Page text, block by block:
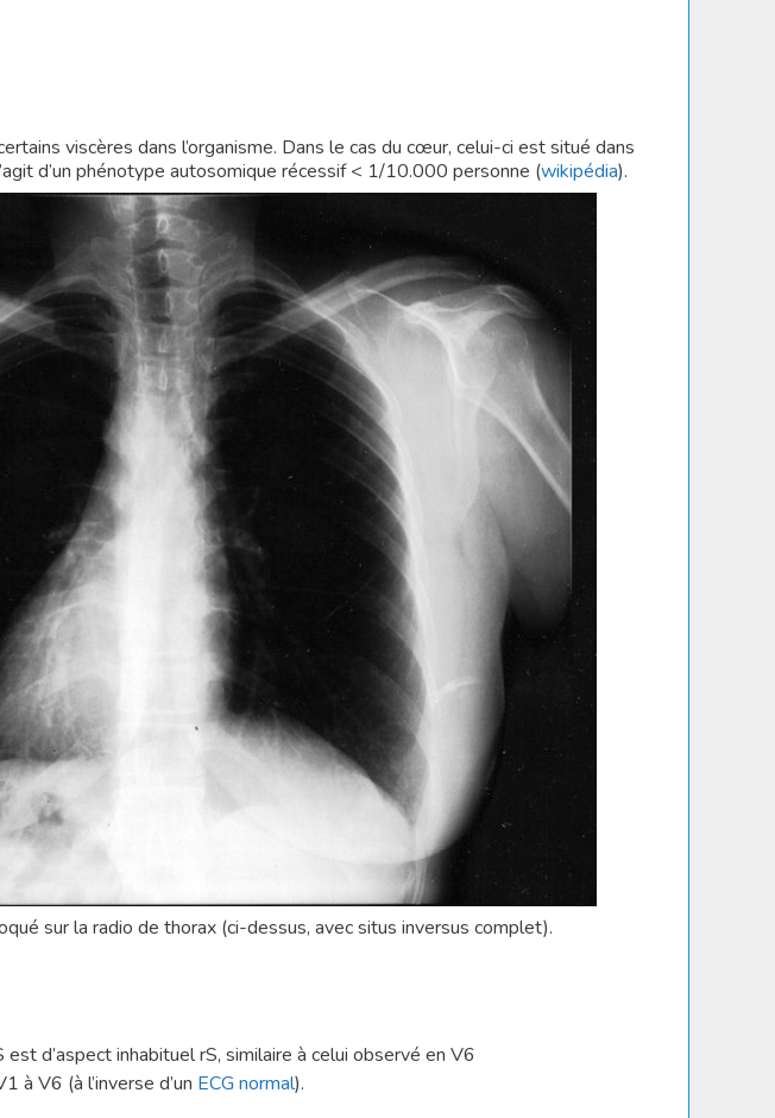
viscères dans l’organisme. Dans le cas du cœur, celui-ci est situé dans
d’un phénotype autosomique récessif < 1/10.000 personne (wikipédia).
sur la radio de thorax (ci-dessus, avec situs inversus complet).
d’aspect inhabituel rS, similaire à celui observé en V6
à V6 (à l’inverse d’un ECG normal).